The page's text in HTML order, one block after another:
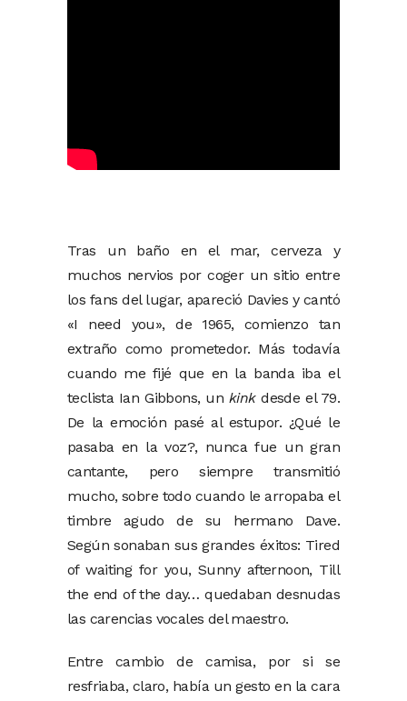
Tras un baño en el mar, cerveza y
muchos nervios por coger un sitio entre
los fans del lugar, apareció Davies y cantó
«I need you», de 1965, comienzo tan
extraño como prometedor. Más todavía
cuando me fijé que en la banda iba el
teclista Ian Gibbons, un kinkdesde el 79.
De la emoción pasé al estupor. ¿Qué le
pasaba en la voz?, nunca fue un gran
cantante, pero siempre transmitió
mucho, sobre todo cuando le arropaba el
timbre agudo de su hermano Dave.
Según sonaban sus grandes éxitos: Tired
of waiting for you, Sunny afternoon, Till
the end of the day… quedaban desnudas
las carencias vocales del maestro.
Entre cambio de camisa, por si se
resfriaba, claro, había un gesto en la cara